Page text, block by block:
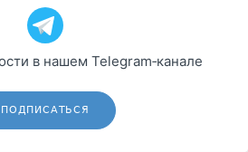
в нашем Telegram‑канале
ПОДПИСАТЬСЯ